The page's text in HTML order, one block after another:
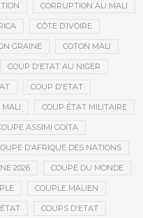
CORRUPTION AU MALI
CÔTE D’IVOIRE
GRAINE COTON MALI
COUP D'ETAT AU NIGER
COUP D'ETAT
MALI COUP ÉTAT MILITAIRE
ASSIMI GOÏTA
D’AFRIQUE DES NATIONS
2026 COUPE DU MONDE
COUPLE MALIEN
COUPS D'ETAT